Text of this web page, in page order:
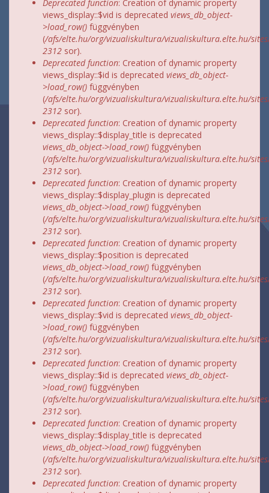
Deprecated function: Creation of dynamic property
views_display::$vid is deprecated views_db_object-
>load_row() függvényben
(/afs/elte.hu/org/vizualiskultura/vizualiskultura.elte.hu/
2312 sor).
Deprecated function: Creation of dynamic property
views_display::$id is deprecated views_db_object-
>load_row() függvényben
(/afs/elte.hu/org/vizualiskultura/vizualiskultura.elte.hu/
2312 sor).
Deprecated function: Creation of dynamic property
views_display::$display_title is deprecated
views_db_object->load_row() függvényben
(/afs/elte.hu/org/vizualiskultura/vizualiskultura.elte.hu/
2312 sor).
Deprecated function: Creation of dynamic property
views_display::$display_plugin is deprecated
views_db_object->load_row() függvényben
(/afs/elte.hu/org/vizualiskultura/vizualiskultura.elte.hu/
2312 sor).
Deprecated function: Creation of dynamic property
views_display::$position is deprecated
views_db_object->load_row() függvényben
(/afs/elte.hu/org/vizualiskultura/vizualiskultura.elte.hu/
2312 sor).
Deprecated function: Creation of dynamic property
views_display::$vid is deprecated views_db_object-
>load_row() függvényben
(/afs/elte.hu/org/vizualiskultura/vizualiskultura.elte.hu/
2312 sor).
Deprecated function: Creation of dynamic property
views_display::$id is deprecated views_db_object-
>load_row() függvényben
(/afs/elte.hu/org/vizualiskultura/vizualiskultura.elte.hu/
2312 sor).
Deprecated function: Creation of dynamic property
views_display::$display_title is deprecated
views_db_object->load_row() függvényben
(/afs/elte.hu/org/vizualiskultura/vizualiskultura.elte.hu/
2312 sor).
Deprecated function: Creation of dynamic property